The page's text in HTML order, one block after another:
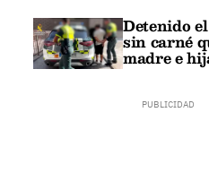
Detenido
sin carné
madre e